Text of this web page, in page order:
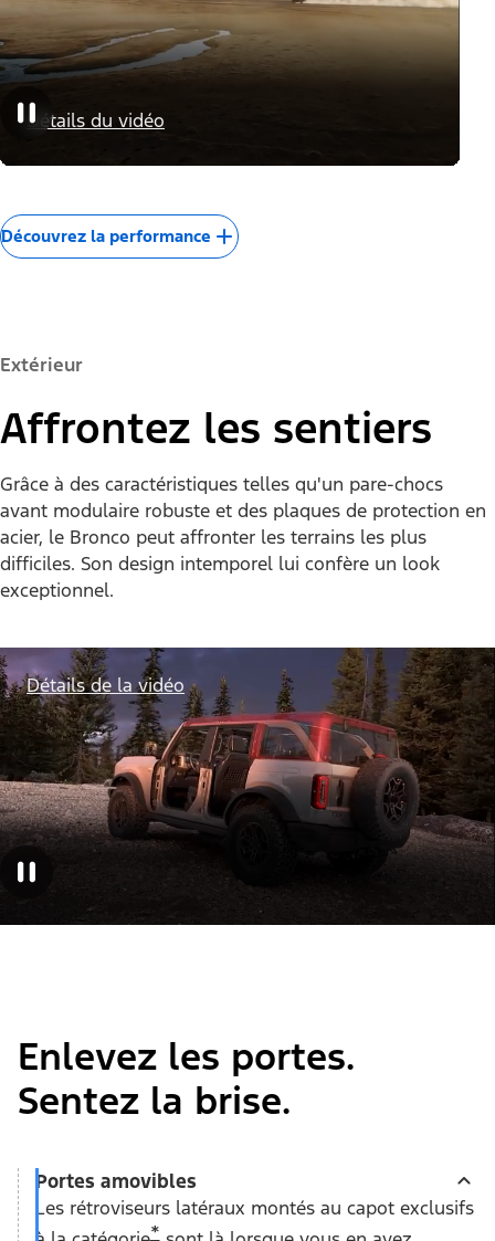
Course
La preuve est sur le
Détails du vidéo
Découvrez la performance
Extérieur
Affrontez les sentiers
Grâce à des caractéristiques telles qu'un pare-chocs
avant modulaire robuste et des plaques de protection en
acier, le Bronco peut affronter les terrains les plus
difficiles. Son design intemporel lui confère un look
exceptionnel.
Détails de la vidéo
Enlevez les portes.
Sentez la brise.
Portes amovibles
Les rétroviseurs latéraux montés au capot exclusifs
*